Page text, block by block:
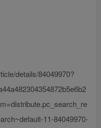
details/84049970?
11-84049970-